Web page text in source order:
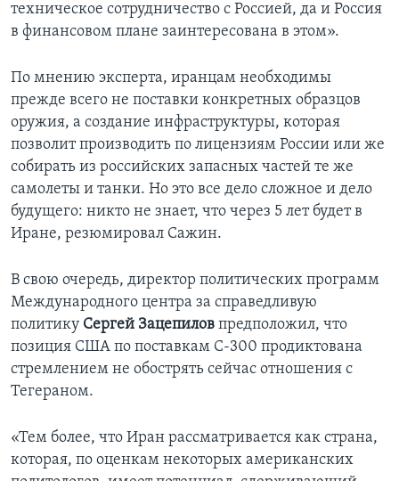
техническое сотрудничество с Россией, да и Россия
в финансовом плане заинтересована в этом».
По мнению эксперта, иранцам необходимы
прежде всего не поставки конкретных образцов
оружия, а создание инфраструктуры, которая
позволит производить по лицензиям России или же
собирать из российских запасных частей те же
самолеты и танки. Но это все дело сложное и дело
будущего: никто не знает, что через 5 лет будет в
Иране, резюмировал Сажин.
В свою очередь, директор политических программ
Международного центра за справедливую
политику Сергей Зацепилов предположил, что
позиция США по поставкам С-300 продиктована
стремлением не обострять сейчас отношения с
Тегераном.
«Тем более, что Иран рассматривается как страна,
которая, по оценкам некоторых американских